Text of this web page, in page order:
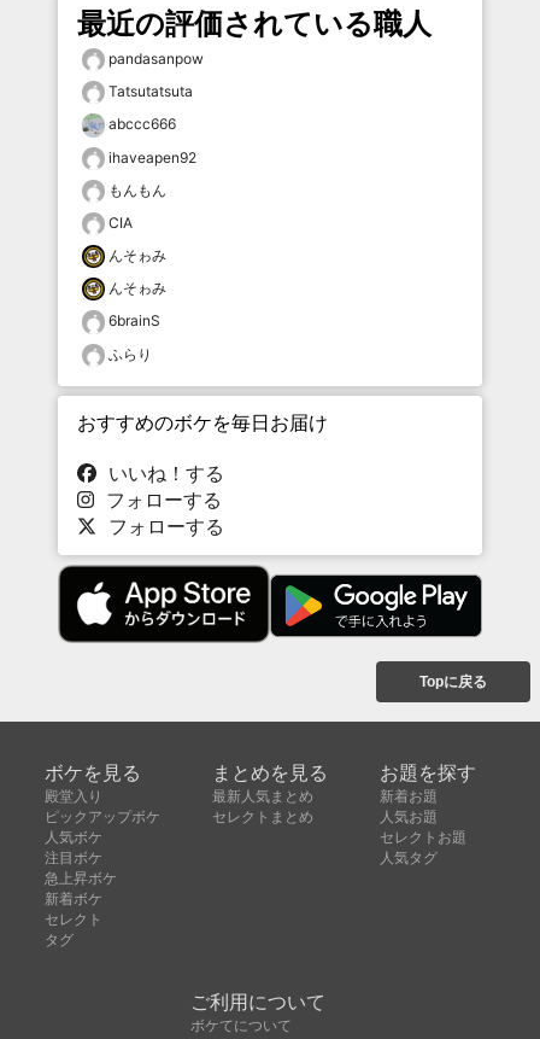
最近の評価されている職人
pandasanpow
Tatsutatsuta
abccc666
ihaveapen92
もんもん
CIA
んそゎみ
んそゎみ
6brainS
ふらり
おすすめのボケを毎日お届け
いいね！する
フォローする
フォローする
Topに戻る
ボケを見る
殿堂入り
ピックアップボケ
人気ボケ
注目ボケ
急上昇ボケ
新着ボケ
セレクト
タグ
まとめを見る
最新人気まとめ
セレクトまとめ
お題を探す
新着お題
人気お題
セレクトお題
人気タグ
ご利用について
ボケてについて